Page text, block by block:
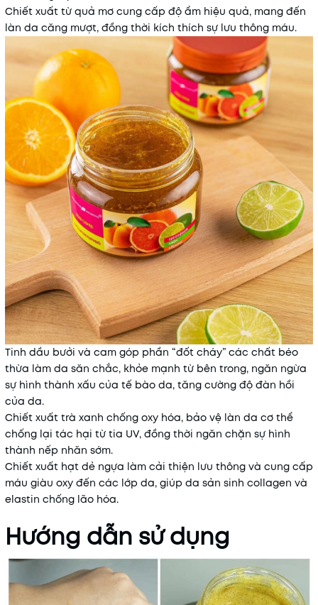
Chiết xuất từ quả mơ cung cấp độ ẩm hiệu quả, mang đến
làn da căng mượt, đồng thời kích thích sự lưu thông máu.
Tinh dầu bưởi và cam góp phần “đốt cháy” các chất béo
thừa làm da săn chắc, khỏe mạnh từ bên trong, ngăn ngừa
sự hình thành xấu của tế bào da, tăng cường độ đàn hồi
của da.
Chiết xuất trà xanh chống oxy hóa, bảo vệ làn da cơ thể
chống lại tác hại từ tia UV, đồng thời ngăn chặn sự hình
thành nếp nhăn sớm.
Chiết xuất hạt dẻ ngựa làm cải thiện lưu thông và cung cấp
máu giàu oxy đến các lớp da, giúp da sản sinh collagen và
elastin chống lão hóa.
Hướng dẫn sử dụng